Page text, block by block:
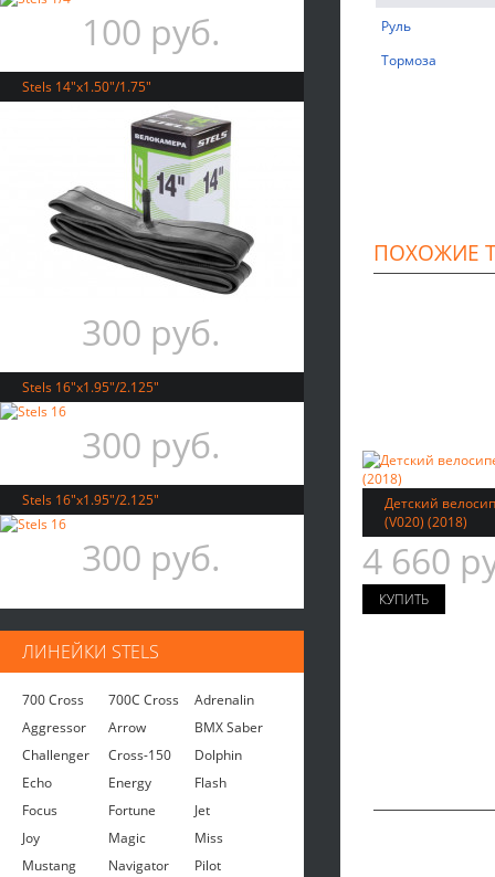
100 руб.
Stels 14"x1.50"/1.75"
300 руб.
Stels 16"x1.95"/2.125"
300 руб.
Stels 16"x1.95"/2.125"
300 руб.
ЛИНЕЙКИ STELS
700 Cross 700C Cross
Adrenalin
Aggressor
Arrow
BMX Saber
Challenger
Cross-150
Dolphin
Echo
Energy
Flash
Focus
Fortune
Jet
Joy
Magic
Miss
Mustang
Navigator
Pilot
Руль
Тормоза
ПОХОЖИЕ
Детский
(V020) (2018)
4 660